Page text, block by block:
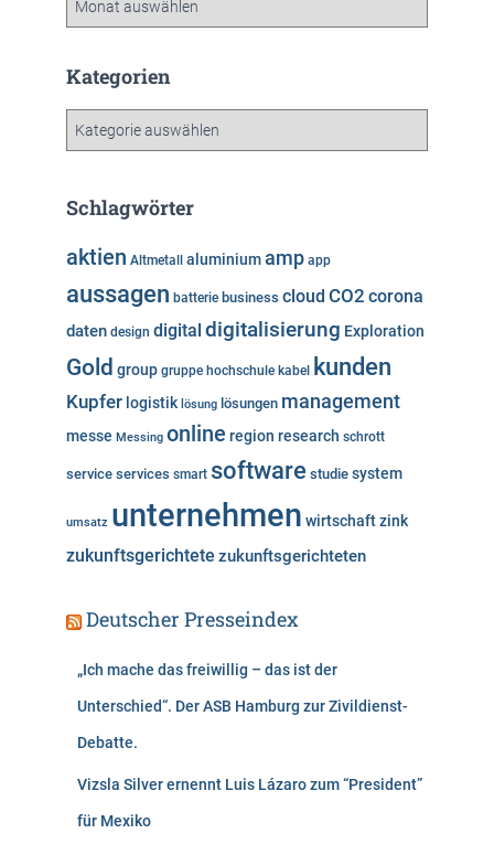
h
Kategorien
g
r
i
n
Schlagwörter
aktien Altmetall aluminiumamp app
aussagen batterie business cloud CO2 corona
daten design digital digitalisierung Exploration
Gold group gruppe hochschule kabel kunden
Kupfer logistik lösung lösungen management
messe Messing online region research schrott
service services smart software studie system
umsatz unternehmen wirtschaftzink
zukunftsgerichtete zukunftsgerichteten
Deutscher Presseindex
„Ich mache das freiwillig – das ist der
Unterschied“. Der ASB Hamburg zur Zivildienst-
Debatte.
Vizsla Silver ernennt Luis Lázaro zum “President”
für Mexiko